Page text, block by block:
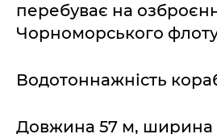
перебуває на
Чорноморського флоту
Водотоннажність
Довжина 57 м, ширина